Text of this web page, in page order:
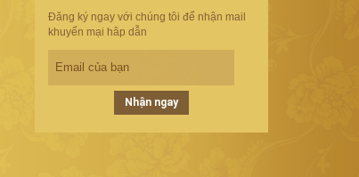
Đăng ký ngay với chúng tôi để nhận mail
khuyến mại hâp dẫn
Nhận ngay